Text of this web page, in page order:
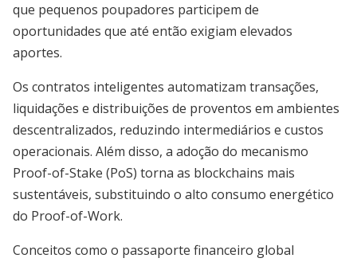
que pequenos poupadores participem de
oportunidades que até então exigiam elevados
aportes.
Os contratos inteligentes automatizam transações,
liquidações e distribuições de proventos em ambientes
descentralizados, reduzindo intermediários e custos
operacionais. Além disso, a adoção do mecanismo
Proof-of-Stake (PoS) torna as blockchains mais
sustentáveis, substituindo o alto consumo energético
do Proof-of-Work.
Conceitos como o passaporte financeiro global